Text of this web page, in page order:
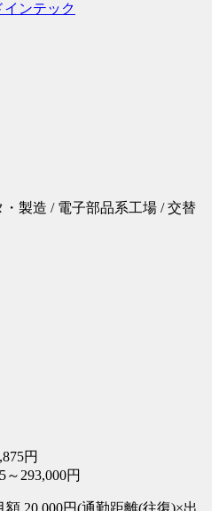
ンテック
製造 / 電子部品系工場 / 交替
円
～293,000円
20,000円(通勤距離(往復)×出